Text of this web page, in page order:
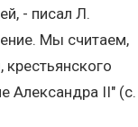
- писал Л.
Мы считаем,
крестьянского
Александра II" (с.